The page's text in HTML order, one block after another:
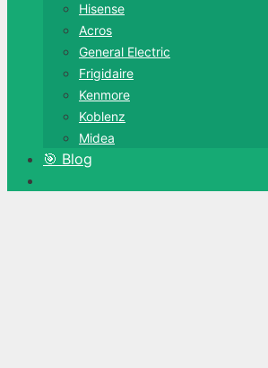
Hisense
Acros
General Electric
Frigidaire
Kenmore
Koblenz
Midea
🎯 Blog